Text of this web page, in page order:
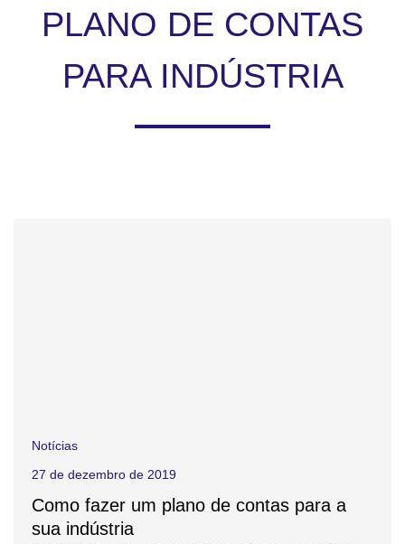
PLANO DE CONTAS
PARA INDÚSTRIA
Notícias
27 de dezembro de 2019
Como fazer um plano de contas para a
sua indústria